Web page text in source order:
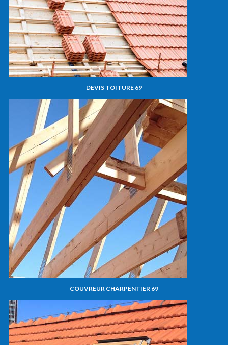
DEVIS TOITURE 69
COUVREUR CHARPENTIER 69